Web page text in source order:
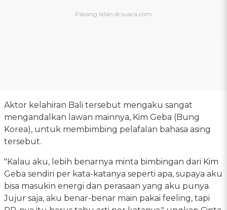
Aktor kelahiran Bali tersebut mengaku sangat
mengandalkan lawan mainnya, Kim Geba (Bung
Korea), untuk membimbing pelafalan bahasa asing
tersebut.
"Kalau aku, lebih benarnya minta bimbingan dari Kim
Geba sendiri per kata-katanya seperti apa, supaya aku
bisa masukin energi dan perasaan yang aku punya.
Jujur saja, aku benar-benar main pakai feeling, tapi